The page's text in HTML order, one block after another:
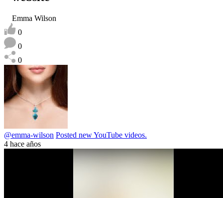
Emma Wilson
0
0
0
@emma-wilson Posted new YouTube videos.
4 hace años